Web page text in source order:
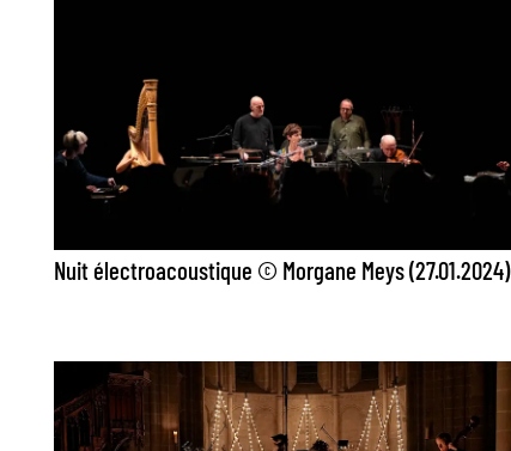
Nuit électroacoustique © Morgane Meys (27.01.2024)